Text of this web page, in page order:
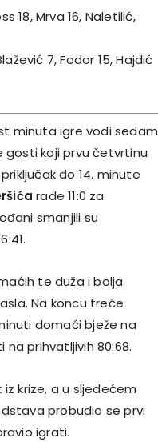
18, Mrva 16, Naletilić,
7, Fodor 15, Hajdić
minuta igre vodi sedam
gosti koji prvu četvrtinu
do 14. minute
rade 11:0 za
smanjili su
te duža i bolja
Na koncu treće
domaći bježe na
na prihvatljivih 80:68.
krize, a u sljedećem
probudio se prvi
igrati.